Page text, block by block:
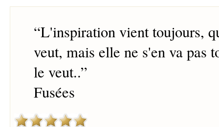
“L'inspiration vient toujours,
veut, mais elle ne s'en va pas
le veut..”
Fusées